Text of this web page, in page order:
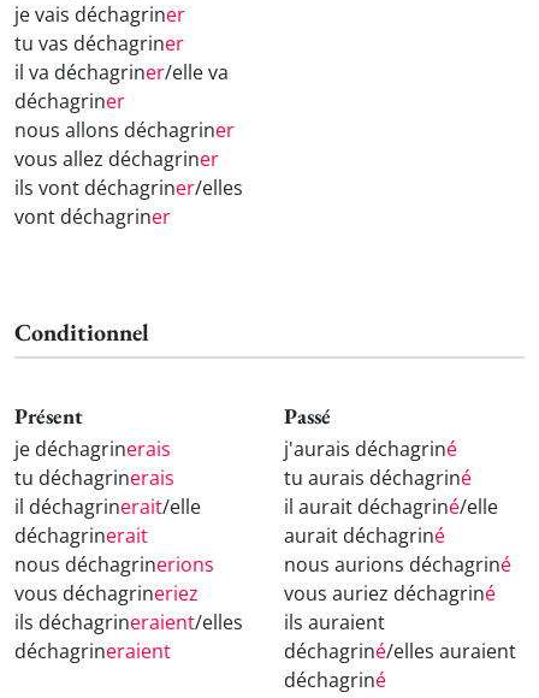
je vais déchagriner
tu vas déchagriner
il va déchagriner/elle va
déchagriner
nous allons déchagriner
vous allez déchagriner
ils vont déchagriner/elles
vont déchagriner
Conditionnel
Présent
je déchagrinerais
tu déchagrinerais
il déchagrinerait/elle
déchagrinerait
nous déchagrinerions
vous déchagrineriez
ils déchagrineraient/elles
déchagrineraient
Passé
j'aurais déchagriné
tu aurais déchagriné
il aurait déchagriné/elle
aurait déchagriné
nous aurions déchagriné
vous auriez déchagriné
ils auraient
déchagriné/elles auraient
déchagriné